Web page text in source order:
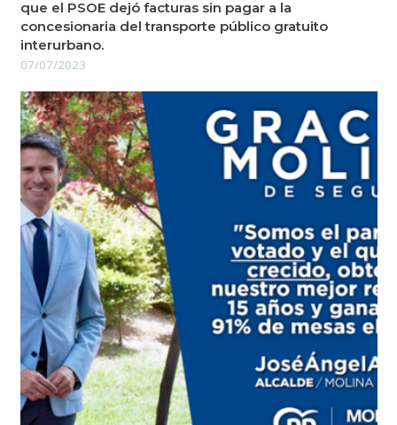
que el PSOE dejó facturas sin pagar a la
concesionaria del transporte público gratuito
interurbano.
07/07/2023